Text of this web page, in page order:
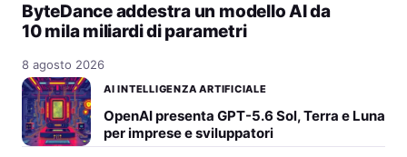
ByteDance addestra un modello AI da
10 mila miliardi di parametri
8 agosto 2026
AI INTELLIGENZA ARTIFICIALE
OpenAI presenta GPT-5.6 Sol, Terra e Luna
per imprese e sviluppatori